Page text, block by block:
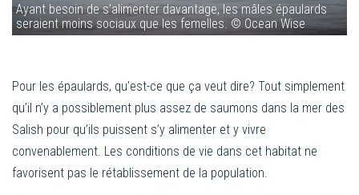
Ayant besoin de s’alimenter davantage, les mâles épaulards
seraient moins sociaux que les femelles. © Ocean Wise
Pour les épaulards, qu’est-ce que ça veut dire? Tout simplement
qu’il n’y a possiblement plus assez de saumons dans la mer des
Salish pour qu’ils puissent s’y alimenter et y vivre
convenablement. Les conditions de vie dans cet habitat ne
favorisent pas le rétablissement de la population.